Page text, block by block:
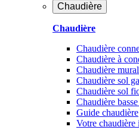
Chaudière
Chaudière
Chaudière
Chaudière à
Chaudière
Chaudière sol
Chaudière sol
Chaudière
Guide chaudière
Votre chaudière